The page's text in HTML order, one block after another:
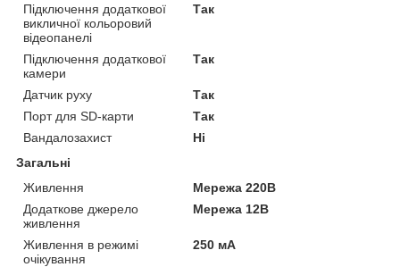
Підключення додаткової
викличної кольоровий
відеопанелі
Так
Підключення додаткової
камери
Так
Датчик руху
Так
Порт для SD-карти
Так
Вандалозахист
Ні
Загальні
Живлення
Мережа 220В
Додаткове джерело
живлення
Мережа 12В
Живлення в режимі
очікування
250 мА